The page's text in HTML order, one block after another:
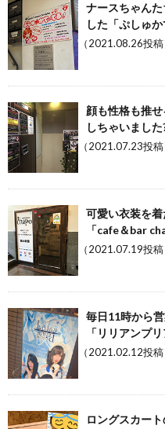
ナースちゃん
した「ぷしゅか
（2021.08.26投稿
顔も性格も推
しちゃいまし
（2021.07.23投稿
可愛い衣装を
「cafe＆bar
（2021.07.19投稿
毎日11時から
「リリアンプリ
（2021.02.12投稿
ロングスカー